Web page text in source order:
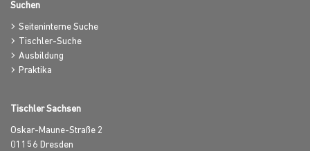
Suchen
Seiteninterne Suche
Tischler-Suche
Ausbildung
Praktika
Tischler Sachsen
Oskar-Maune-Straße 2
01156 Dresden